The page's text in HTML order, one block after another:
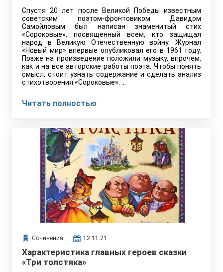
Спустя 20 лет после Великой Победы известным
советским поэтом-фронтовиком Давидом
Самойловым был написан знаменитый стих
«Сороковые», посвященный всем, кто защищал
народ в Великую Отечественную войну. Журнал
«Новый мир» впервые опубликовал его в 1961 году.
Позже на произведение положили музыку, впрочем,
как и на все авторские работы поэта. Чтобы понять
смысл, стоит узнать содержание и сделать анализ
стихотворения «Сороковые». …
Читать полностью
Сочинения 12.11.21
Характеристика главных героев сказки
«Три толстяка»